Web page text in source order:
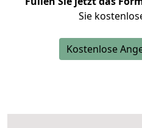
Sie
Kostenlose